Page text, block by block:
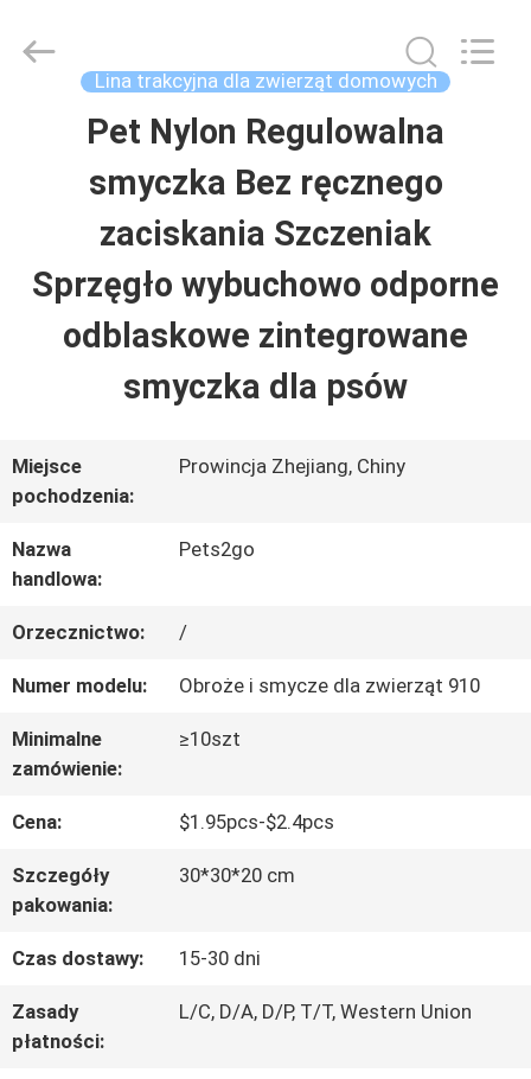
PRODUKTY
NAS
PO
FABRYCE
SKONTAKTUJ
SIĘ
Z
NAMI
POPROSIĆ
O
WYCENĘ
BLOG/NEWS
Pets2Go
Lina trakcyjna dla zwierząt domowych
Pet Nylon Regulowalna
smyczka Bez ręcznego
zaciskania Szczeniak
Sprzęgło wybuchowo odporne
odblaskowe zintegrowane
smyczka dla psów
Miejsce
pochodzenia:
Prowincja Zhejiang, Chiny
Nazwa
handlowa:
Pets2go
Orzecznictwo: /
Numer modelu: Obroże i smycze dla zwierząt 910
Minimalne
zamówienie:
≥10szt
Cena: $1.95pcs-$2.4pcs
Szczegóły
pakowania:
30*30*20 cm
Czas dostawy: 15-30 dni
Zasady
płatności:
L/C, D/A, D/P, T/T, Western Union